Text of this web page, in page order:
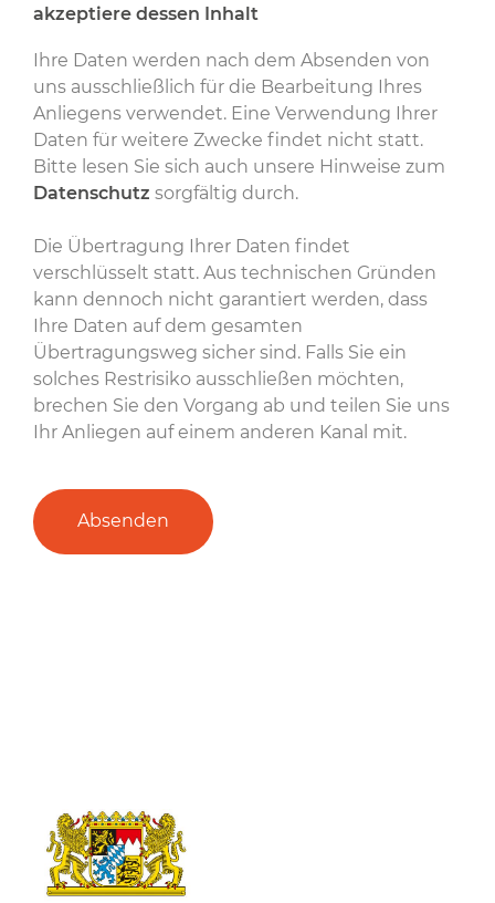
akzeptiere dessen Inhalt
Ihre Daten werden nach dem Absenden von
uns ausschließlich für die Bearbeitung Ihres
Anliegens verwendet. Eine Verwendung Ihrer
Daten für weitere Zwecke findet nicht statt.
Bitte lesen Sie sich auch unsere Hinweise zum
Datenschutz sorgfältig durch.
Die Übertragung Ihrer Daten findet
verschlüsselt statt. Aus technischen Gründen
kann dennoch nicht garantiert werden, dass
Ihre Daten auf dem gesamten
Übertragungsweg sicher sind. Falls Sie ein
solches Restrisiko ausschließen möchten,
brechen Sie den Vorgang ab und teilen Sie uns
Ihr Anliegen auf einem anderen Kanal mit.
Absenden